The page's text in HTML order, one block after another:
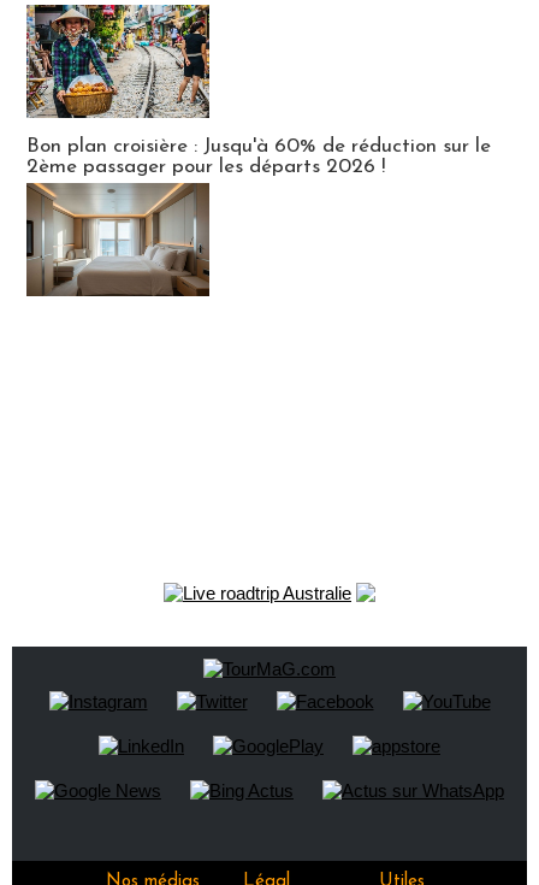
Bon plan croisière : Jusqu'à 60% de réduction sur le
2ème passager pour les départs 2026 !